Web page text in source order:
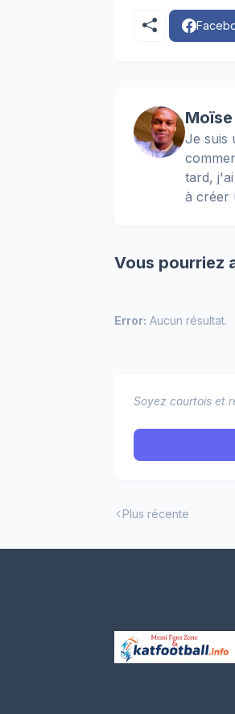
Je suis
tard,
à créer
Vous pourriez
Error: Aucun résultat.
Soyez courtois et
Plus récente